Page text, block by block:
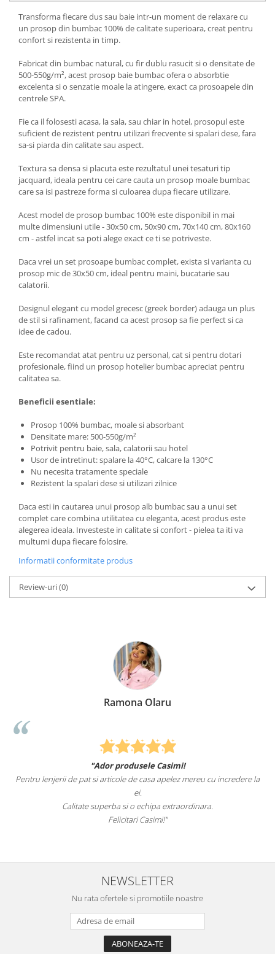
Transforma fiecare dus sau baie intr-un moment de relaxare cu
un prosop din bumbac 100% de calitate superioara, creat pentru
confort si rezistenta in timp.
Fabricat din bumbac natural, cu fir dublu rasucit si o densitate de
500-550g/m², acest prosop baie bumbac ofera o absorbtie
excelenta si o senzatie moale la atingere, exact ca prosoapele din
centrele SPA.
Fie ca il folosesti acasa, la sala, sau chiar in hotel, prosopul este
suficient de rezistent pentru utilizari frecvente si spalari dese, fara
sa-si piarda din calitate sau aspect.
Textura sa densa si placuta este rezultatul unei tesaturi tip
jacquard, ideala pentru cei care cauta un prosop moale bumbac
care sa isi pastreze forma si culoarea dupa fiecare utilizare.
Acest model de prosop bumbac 100% este disponibil in mai
multe dimensiuni utile - 30x50 cm, 50x90 cm, 70x140 cm, 80x160
cm - astfel incat sa poti alege exact ce ti se potriveste.
Daca vrei un set prosoape bumbac complet, exista si varianta cu
prosop mic de 30x50 cm, ideal pentru maini, bucatarie sau
calatorii.
Designul elegant cu model grecesc (greek border) adauga un plus
de stil si rafinament, facand ca acest prosop sa fie perfect si ca
idee de cadou.
Este recomandat atat pentru uz personal, cat si pentru dotari
profesionale, fiind un prosop hotelier bumbac apreciat pentru
calitatea sa.
Beneficii esentiale:
Prosop 100% bumbac, moale si absorbant
Densitate mare: 500-550g/m²
Potrivit pentru baie, sala, calatorii sau hotel
Usor de intretinut: spalare la 40°C, calcare la 130°C
Nu necesita tratamente speciale
Rezistent la spalari dese si utilizari zilnice
Daca esti in cautarea unui prosop alb bumbac sau a unui set
complet care combina utilitatea cu eleganta, acest produs este
alegerea ideala. Investeste in calitate si confort - pielea ta iti va
multumi dupa fiecare folosire.
Informatii conformitate produs
Review-uri(0)
Ramona Olaru
"Ador produsele Casimi!
Pentru lenjerii de pat si articole de casa apelez mereu cu incredere la
ei.
Calitate superba si o echipa extraordinara.
Felicitari Casimi!"
NEWSLETTER
Nu rata ofertele si promotiile noastre